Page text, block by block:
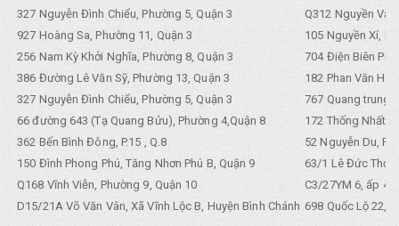
327 Nguyễn Đình Chiểu, Phường 5, Quận 3
Q312 Nguyền
927 Hoàng Sa, Phường 11, Quận 3
105 Nguyền Xí,
256 Nam Kỳ Khởi Nghĩa, Phường 8, Quận 3
704 Điện Biên
386 Đường Lê Văn Sỹ, Phường 13, Quận 3
182 Phan Văn
327 Nguyễn Đình Chiểu, Phường 5, Quận 3
767 Quang trung,
66 đường 643 (Tạ Quang Bửu), Phường 4,Quận 8
172 Thống Nhất.
362 Bến Bình Đông, P.15 , Q.8
52 Nguyễn Du,
150 Đình Phong Phú, Tăng Nhơn Phú B, Quận 9
63/1 Lê Đức Thọ,
Q168 Vĩnh Viễn, Phường 9, Quận 10
C3/27YM 6, ấp 4,
D15/21A Võ Văn Vân, Xã Vĩnh Lộc B, Huyện Bình Chánh 698 Quốc Lộ 22,